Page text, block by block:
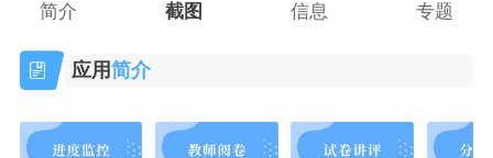
简介 截图 信息 专题
应用简介